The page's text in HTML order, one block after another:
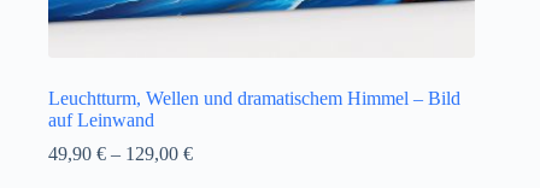
Leuchtturm, Wellen und dramatischem Himmel – Bild
auf Leinwand
49,90 € – 129,00 €